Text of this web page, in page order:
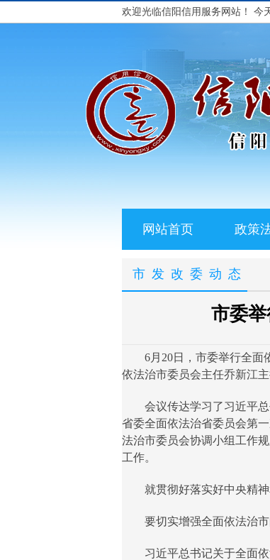
欢迎光临信阳信用服务网站！ 今
网站首页 政策
市发改委动态
市委
6月20日，市委举行全面依
依法治市委员会主任乔新江
会议传达学习了习近平总
省委全面依法治省委员会第
法治市委员会协调小组工作
工作。
就贯彻好落实好中央精神
要切实增强全面依法治市
习近平总书记关于全面依